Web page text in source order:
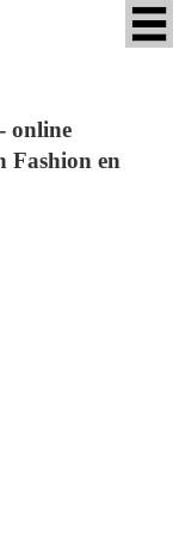
online
Fashion en